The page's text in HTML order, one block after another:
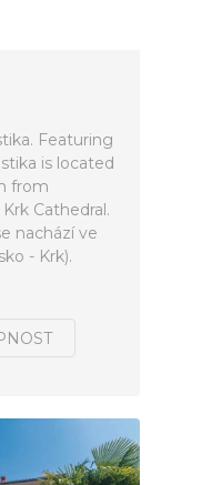
Featuring
is located
from
Cathedral.
nachází ve
- Krk).